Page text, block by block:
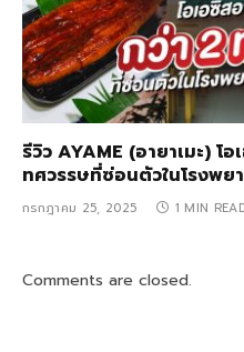
รีวิว AYAME (อายาเมะ) โ
ทศวรรษที่ซ่อนตัวในโรงพย
กรกฎาคม 25, 2025 1 MIN
Comments are closed.